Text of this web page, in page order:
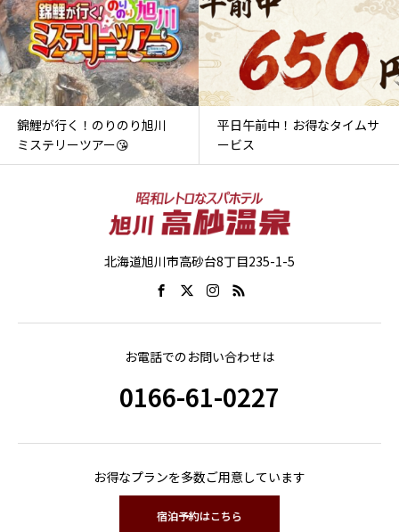
錦鯉が行く！のりのり旭川
ミステリーツアー😘
平日午前中！お得なタイムサ
ービス
北海道旭川市高砂台8丁目235-1-5
お電話でのお問い合わせは
0166-61-0227
お得なプランを多数ご用意しています
宿泊予約はこちら